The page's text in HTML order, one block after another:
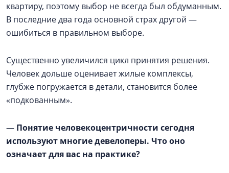
квартиру, поэтому выбор не всегда был обдуманным.
В последние два года основной страх другой —
ошибиться в правильном выборе.
Существенно увеличился цикл принятия решения.
Человек дольше оценивает жилые комплексы,
глубже погружается в детали, становится более
«подкованным».
— Понятие человекоцентричности сегодня
используют многие девелоперы. Что оно
означает для вас на практике?